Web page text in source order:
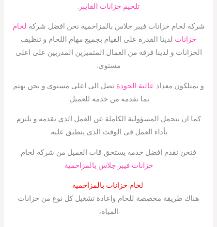
تلحيم خزانات الفايبر
شركة لحام خزانات فيبر جلاس بالمزاحمية نحن افضل شركة لحام
خزانات لدينا القدرة على القيام بجميع مهام اللحام و تنظيف
الخزانات و لدينا فرقه من العمال المتميزين المدربين على اعلى
مستوى.
و يمتلكون معداد عالية الجودة تصل الى اعلى مستوى و نحن نهتم
بما نقدمه من خدمه للعميل.
كما ان نتحمل المسؤولية الكاملة عن العمل الذي نقدمه و نلتزم
بأداء العمل في الوقت الذي ينطبق عليه.
فنحن نقدم افضل خدمه يستحق قات العميل من شركه لحام
خزانات فيبر جلاس بالمزاحمية
لحام خزانات بالمزاحمية
هناك طريقة مخصصة للحام وإعادة تشغيل كل نوع من خزانات
المياه،